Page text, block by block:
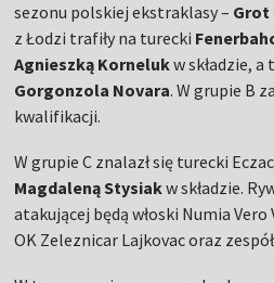
sezonu polskiej ekstraklasy – Grot
z Łodzi trafiły na turecki
Agnieszką Kornelukw składzie, a
Gorgonzola Novara. W grupie B
kwalifikacji.
W grupie C znalazł się turecki
Magdaleną Stysiakw składzie.
atakującej będą włoski Numia
OK Zeleznicar Lajkovac oraz